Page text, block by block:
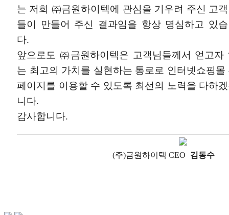
는 저희 ㈜금원하이텍에 관심을 기우려 주신 고
들이 만들어 주신 결과임을 항상 명심하고 있
다.
앞으로도 ㈜금원하이텍은 고객님들께서 얻고자
는 최고의 가치를 실현하는 통로로 인터넷쇼핑몰
페이지를 이용할 수 있도록 최선의 노력을 다하
니다.
감사합니다.
(주)금원하이텍 CEO 김동수